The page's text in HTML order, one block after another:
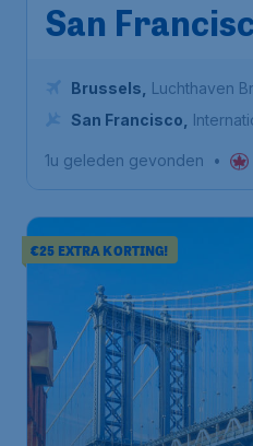
San
Brussels
Luchthaven
San Francisco
1u geleden gevonden •
€25 EXTRA KORTING!